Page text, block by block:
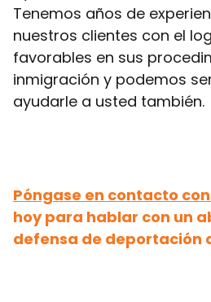
Tenemos años de
nuestros clientes con el
favorables en sus
inmigración y podemos
ayudarle a usted también.
Póngase en contacto
hoy para hablar con un
defensa de deportación